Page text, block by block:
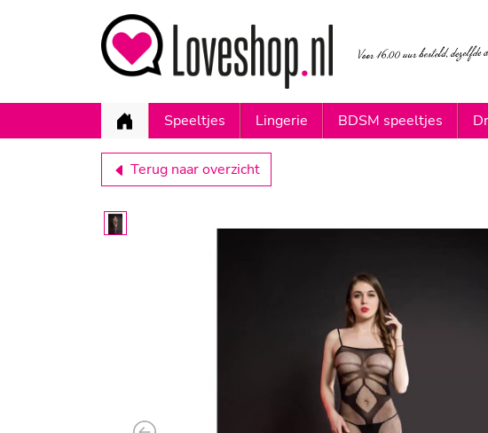
Speeltjes Lingerie BDSM speeltjes
Terug naar overzicht